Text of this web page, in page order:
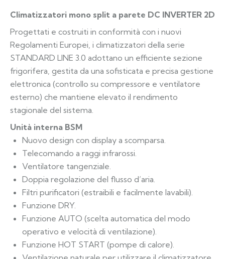
Climatizzatori mono split a parete DC INVERTER 2D
Progettati e costruiti in conformità con i nuovi
Regolamenti Europei, i climatizzatori della serie
STANDARD LINE 3.0 adottano un efficiente sezione
frigorifera, gestita da una sofisticata e precisa gestione
elettronica (controllo su compressore e ventilatore
esterno) che mantiene elevato il rendimento
stagionale del sistema.
Unità interna BSM
Nuovo design con display a scomparsa.
Telecomando a raggi infrarossi.
Ventilatore tangenziale.
Doppia regolazione del flusso d’aria.
Filtri purificatori (estraibili e facilmente lavabili).
Funzione DRY.
Funzione AUTO (scelta automatica del modo
operativo e velocità di ventilazione).
Funzione HOT START (pompe di calore).